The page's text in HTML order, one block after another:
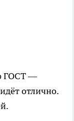
ГОСТ —
отлично.